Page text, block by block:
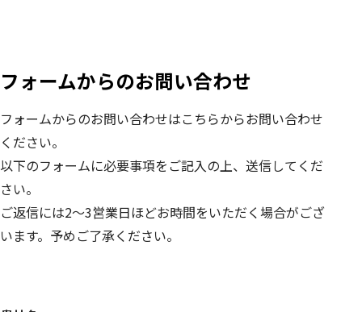
フォームからのお問い合わせ
フォームからのお問い合わせはこちらからお問い合わせ
ください。
以下のフォームに必要事項をご記入の上、送信してくだ
さい。
ご返信には2～3営業日ほどお時間をいただく場合がござ
います。予めご了承ください。